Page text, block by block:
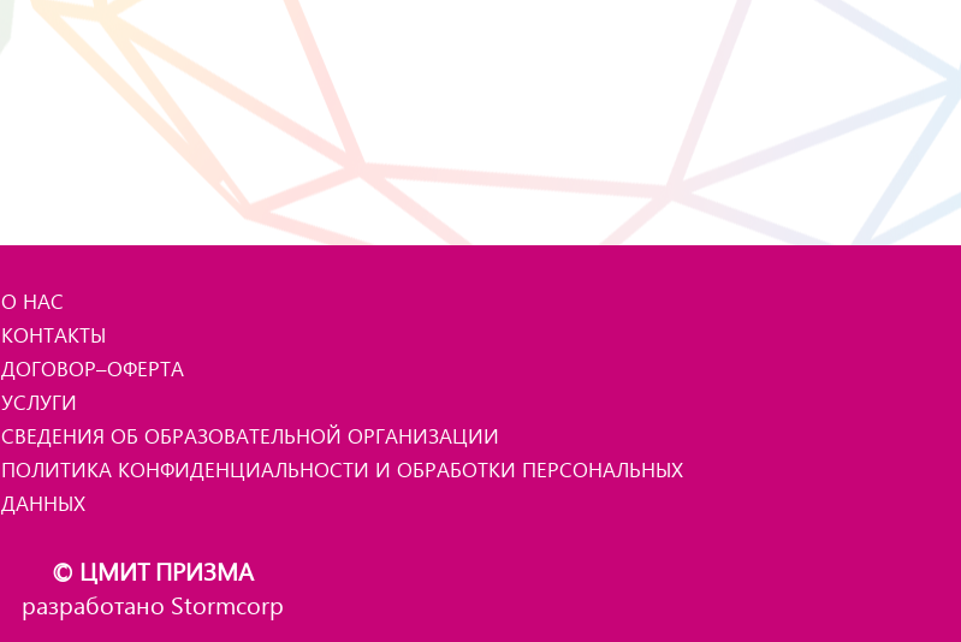
О НАС
КОНТАКТЫ
ДОГОВОР–ОФЕРТА
УСЛУГИ
СВЕДЕНИЯ ОБ ОБРАЗОВАТЕЛЬНОЙ ОРГАНИЗАЦИИ
ПОЛИТИКА КОНФИДЕНЦИАЛЬНОСТИ И ОБРАБОТКИ ПЕРСОНАЛЬНЫХ
ДАННЫХ
© ЦМИТ ПРИЗМА
разработано Stormcorp